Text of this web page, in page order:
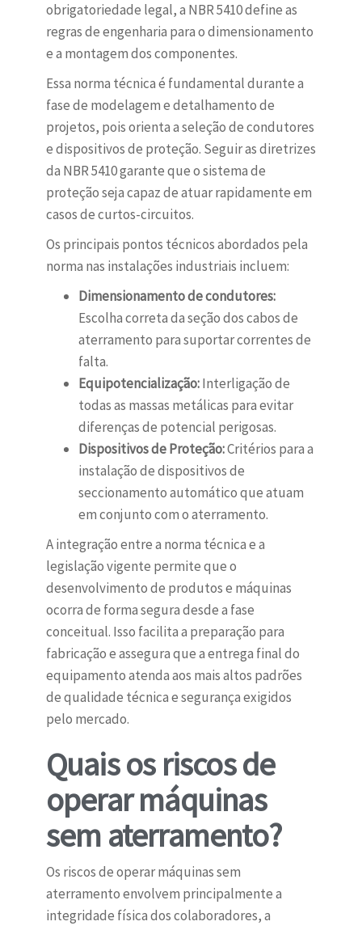
obrigatoriedade legal, a NBR 5410 define as
regras de engenharia para o dimensionamento
e a montagem dos componentes.
Essa norma técnica é fundamental durante a
fase de modelagem e detalhamento de
projetos, pois orienta a seleção de condutores
e dispositivos de proteção. Seguir as diretrizes
da NBR 5410 garante que o sistema de
proteção seja capaz de atuar rapidamente em
casos de curtos-circuitos.
Os principais pontos técnicos abordados pela
norma nas instalações industriais incluem:
Dimensionamento de condutores:
Escolha correta da seção dos cabos de
aterramento para suportar correntes de
falta.
Equipotencialização:Interligação de
todas as massas metálicas para evitar
diferenças de potencial perigosas.
Dispositivos de Proteção:Critérios para a
instalação de dispositivos de
seccionamento automático que atuam
em conjunto com o aterramento.
A integração entre a norma técnica e a
legislação vigente permite que o
desenvolvimento de produtos e máquinas
ocorra de forma segura desde a fase
conceitual. Isso facilita a preparação para
fabricação e assegura que a entrega final do
equipamento atenda aos mais altos padrões
de qualidade técnica e segurança exigidos
pelo mercado.
Quais os riscos de
operar máquinas
sem aterramento?
Os riscos de operar máquinas sem
aterramento envolvem principalmente a
integridade física dos colaboradores, a